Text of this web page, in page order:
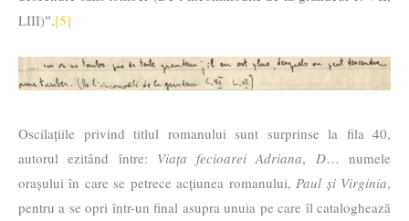
LIII)ˮ.[5]
Oscilațiile privind titlul romanului sunt surprinse la fila 40,
autorul ezitând între: Viața fecioarei Adriana, D… numele
orașului în care se petrece acțiunea romanului, Paul și Virginia,
pentru a se opri într-un final asupra unuia pe care îl cataloghează